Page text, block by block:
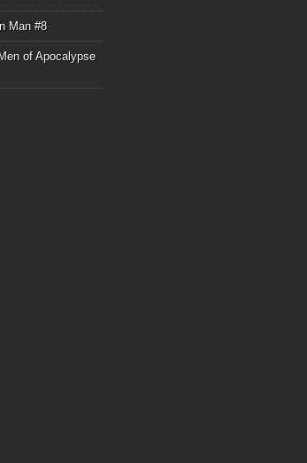
Man #8
of Apocalypse